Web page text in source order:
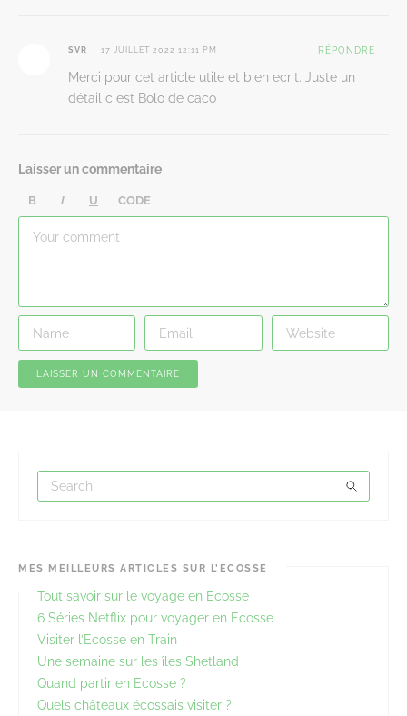
SVR 17 JUILLET 2022 12:11 PM RÉPONDRE
Merci pour cet article utile et bien ecrit. Juste un
détail c est Bolo de caco
Laisser un commentaire
B I U CODE
MES MEILLEURS ARTICLES SUR L’ECOSSE
Tout savoir sur le voyage en Ecosse
6 Séries Netflix pour voyager en Ecosse
Visiter l’Ecosse en Train
Une semaine sur les îles Shetland
Quand partir en Ecosse ?
Quels châteaux écossais visiter ?